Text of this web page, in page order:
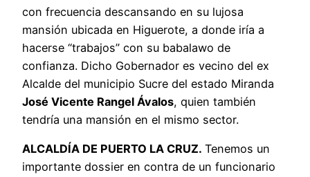
con frecuencia descansando en su lujosa
mansión ubicada en Higuerote, a donde iría a
hacerse “trabajos” con su babalawo de
confianza. Dicho Gobernador es vecino del ex
Alcalde del municipio Sucre del estado Miranda
José Vicente Rangel Ávalos, quien también
tendría una mansión en el mismo sector.
ALCALDÍA DE PUERTO LA CRUZ. Tenemos un
importante dossier en contra de un funcionario